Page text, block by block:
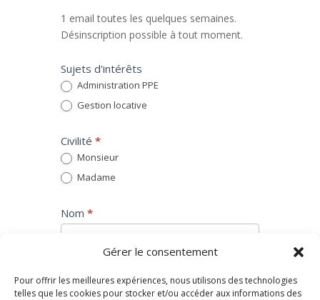
Gérer le consentement
Pour offrir les meilleures expériences, nous utilisons des technologies
telles que les cookies pour stocker et/ou accéder aux informations des
1 email toutes les quelques semaines.
Désinscription possible à tout moment.
Sujets d'intérêts
Administration PPE
Gestion locative
Civilité *
Monsieur
Madame
Nom *